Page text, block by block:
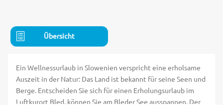
Übersicht
Ein Wellnessurlaub in Slowenien verspricht eine erholsame
Auszeit in der Natur: Das Land ist bekannt für seine Seen und
Berge. Entscheiden Sie sich für einen Erholungsurlaub im
Luftkurort Bled, können Sie am Bleder See ausspannen. Der